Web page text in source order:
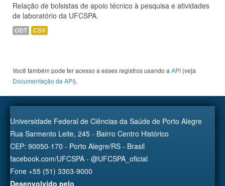
Relação de bolsistas de apoio técnico à pesquisa e atividades
de laboratório da UFCSPA.
ODT CSV
Você também pode ter acesso a esses registros usando a API (veja
Documentação da API).
Universidade Federal de Ciências da Saúde de Porto Alegre
Rua Sarmento Leite, 245 - Bairro Centro Histórico
CEP: 90050-170 - Porto Alegre/RS - Brasil
facebook.com/UFCSPA - @UFCSPA_oficial
Fone +55 (51) 3303-9000
Desenvolvido pelo